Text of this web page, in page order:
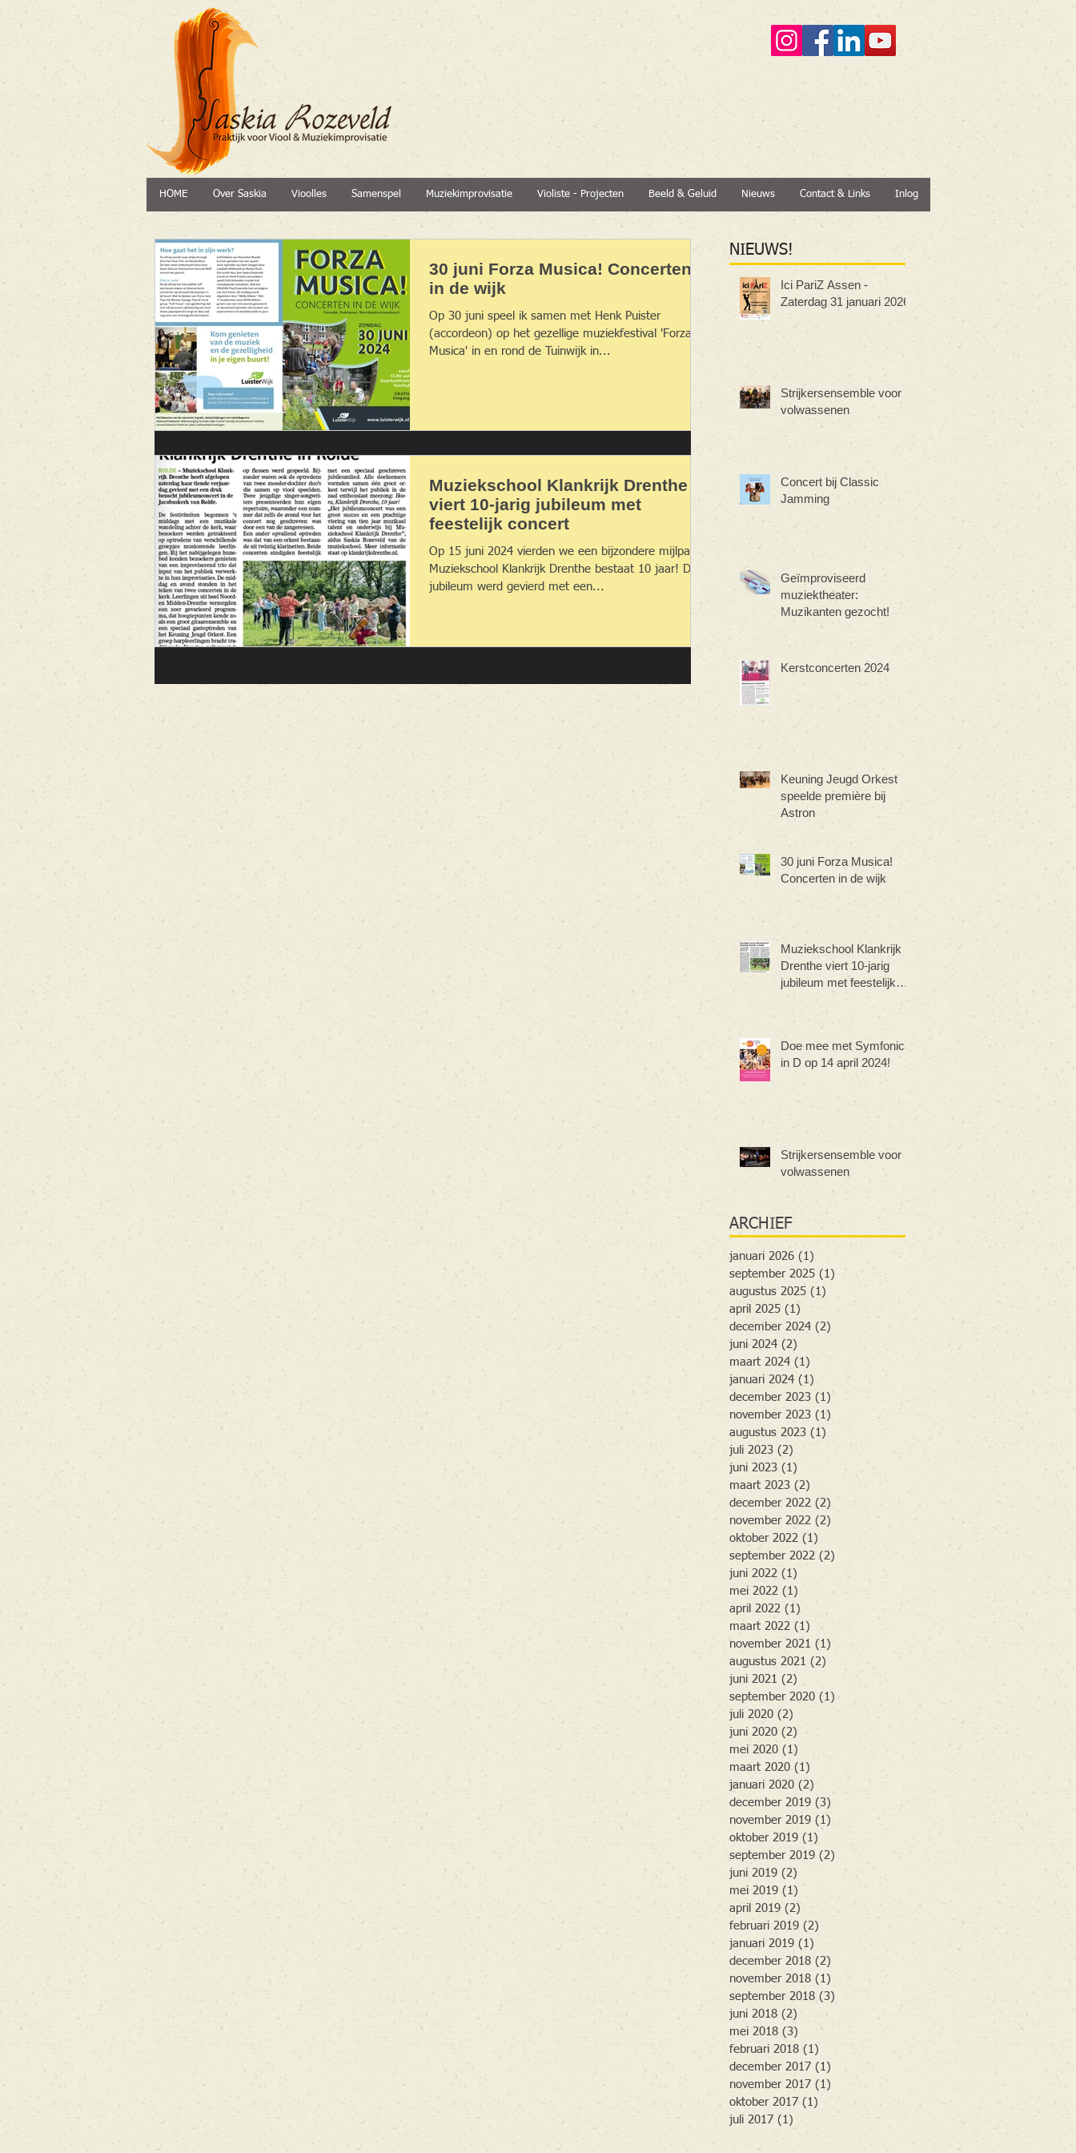
HOME Over Saskia Vioolles Samenspel Muziekimprovisatie Violiste - Projecten Beeld & Geluid Nieuws Contact & Links Inlog
30 juni Forza Musica! Concerten
in de wijk
Op 30 juni speel ik samen met Henk Puister
(accordeon) op het gezellige muziekfestival 'Forza
Musica' in en rond de Tuinwijk in...
Muziekschool Klankrijk Drenthe
viert 10-jarig jubileum met
feestelijk concert
Op 15 juni 2024 vierden we een bijzondere mijlpaal:
Muziekschool Klankrijk Drenthe bestaat 10 jaar! Dit
jubileum werd gevierd met een...
NIEUWS!
Ici PariZ Assen -
Zaterdag 31 januari 2026
Strijkersensemble voor
volwassenen
Concert bij Classic
Jamming
Geïmproviseerd
muziektheater:
Muzikanten gezocht!
Kerstconcerten 2024
Keuning Jeugd Orkest
speelde première bij
Astron
30 juni Forza Musica!
Concerten in de wijk
Muziekschool Klankrijk
Drenthe viert 10-jarig
jubileum met feestelijk
concert
Doe mee met Symfonica
in D op 14 april 2024!
Strijkersensemble voor
volwassenen
ARCHIEF
januari 2026 (1)
september 2025 (1)
augustus 2025 (1)
april 2025 (1) 1 post
december 2024 (2)
juni 2024 (2) 2 posts
maart 2024 (1)
januari 2024 (1)
december 2023 (1) 1 post
november 2023 (1)
augustus 2023 (1) 1 post
juli 2023 (2) 2 posts
juni 2023 (1)
maart 2023 (2)
december 2022 (2)
november 2022 (2)
oktober 2022 (1)1 post
september 2022 (2)
juni 2022 (1)
mei 2022 (1)
april 2022 (1)
maart 2022 (1) 1 post
november 2021 (1) 1 post
augustus 2021 (2)
juni 2021 (2)
september 2020 (1)
juli 2020 (2)
juni 2020 (2) 2 posts
mei 2020 (1)
maart 2020 (1)
januari 2020 (2)
december 2019 (3) 3 posts
november 2019 (1)
oktober 2019 (1)
september 2019 (2)
juni 2019 (2)
mei 2019 (1)
april 2019 (2) 2 posts
februari 2019 (2)
januari 2019 (1) 1 post
december 2018 (2)
november 2018 (1) 1 post
september 2018 (3) 3 posts
juni 2018 (2)
mei 2018 (3) 3 posts
februari 2018 (1) 1 post
december 2017 (1)
november 2017 (1) 1 post
oktober 2017 (1)
juli 2017 (1)